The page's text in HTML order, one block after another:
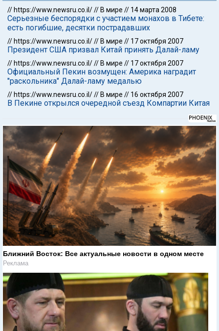
// https://www.newsru.co.il/// В мире // 14 марта 2008
Серьезные беспорядки с участием монахов в Тибете:
есть погибшие, десятки пострадавших
// https://www.newsru.co.il/// В мире // 17 октября 2007
Президент США призвал Китай принять Далай-ламу
// https://www.newsru.co.il/// В мире // 17 октября 2007
Официальный Пекин возмущен: Америка наградит
"раскольника" Далай-ламу медалью
// https://www.newsru.co.il/// В мире // 16 октября 2007
В Пекине открылся очередной съезд Компартии Китая
Ближний Восток: Все актуальные новости в одном месте
Реклама